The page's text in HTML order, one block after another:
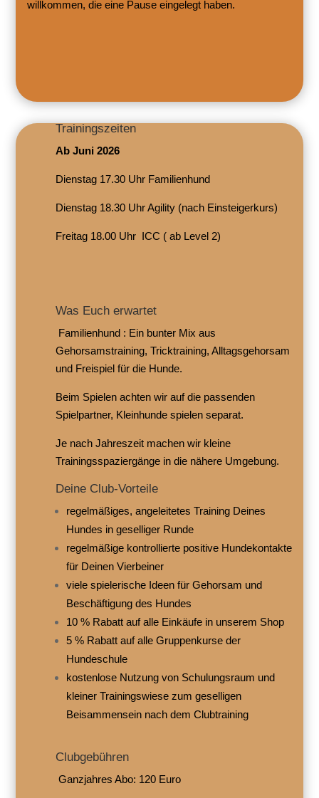
willkommen, die eine Pause eingelegt haben.
Trainingszeiten
Ab Juni 2026
Dienstag 17.30 Uhr Familienhund
Dienstag 18.30 Uhr Agility (nach Einsteigerkurs)
Freitag 18.00 Uhr ICC ( ab Level 2)
Was Euch erwartet
Familienhund : Ein bunter Mix aus
Gehorsamstraining, Tricktraining, Alltagsgehorsam
und Freispiel für die Hunde.
Beim Spielen achten wir auf die passenden
Spielpartner, Kleinhunde spielen separat.
Je nach Jahreszeit machen wir kleine
Trainingsspaziergänge in die nähere Umgebung.
Deine Club-Vorteile
regelmäßiges, angeleitetes Training Deines
Hundes in geselliger Runde
regelmäßige kontrollierte positive Hundekontakte
für Deinen Vierbeiner
viele spielerische Ideen für Gehorsam und
Beschäftigung des Hundes
10 % Rabatt auf alle Einkäufe in unserem Shop
5 % Rabatt auf alle Gruppenkurse der
Hundeschule
kostenlose Nutzung von Schulungsraum und
kleiner Trainingswiese zum geselligen
Beisammensein nach dem Clubtraining
Clubgebühren
Ganzjahres Abo: 120 Euro